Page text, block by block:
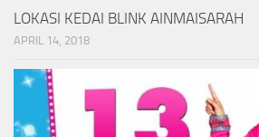
LOKASI KEDAI BLINK AINMAISARAH
APRIL 14, 2018